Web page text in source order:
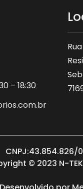
– 18:30
CNPJ:43.854.826/
© 2023 N-